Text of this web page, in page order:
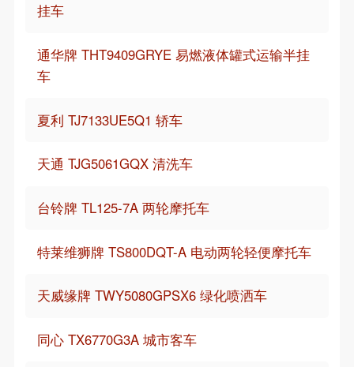
挂车
通华牌 THT9409GRYE 易燃液体罐式运输半挂
车
夏利 TJ7133UE5Q1 轿车
天通 TJG5061GQX 清洗车
台铃牌 TL125-7A 两轮摩托车
特莱维狮牌 TS800DQT-A 电动两轮轻便摩托车
天威缘牌 TWY5080GPSX6 绿化喷洒车
同心 TX6770G3A 城市客车